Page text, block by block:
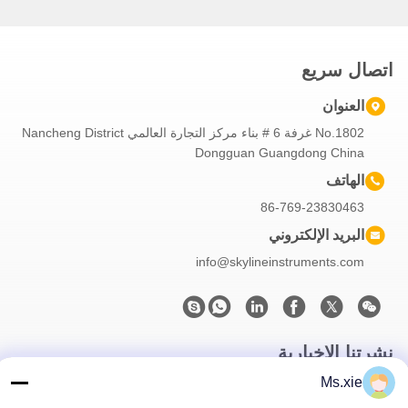
اتصال سريع
العنوان
No.1802 غرفة 6 # بناء مركز التجارة العالمي Nancheng District
Dongguan Guangdong China
الهاتف
86-769-23830463
البريد الإلكتروني
info@skylineinstruments.com
نشرتنا الإخبارية
اشترك في نشرتنا الإخبارية للحصول على خصومات وأكثر.
Ms.xie